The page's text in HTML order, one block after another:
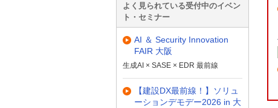
よく見られている受付中のイベン
ト・セミナー
AI ＆ Security Innovation
FAIR 大阪
生成AI × SASE × EDR 最前線
【建設DX最前線！】ソリュ
ーションデモデー2026 in 大